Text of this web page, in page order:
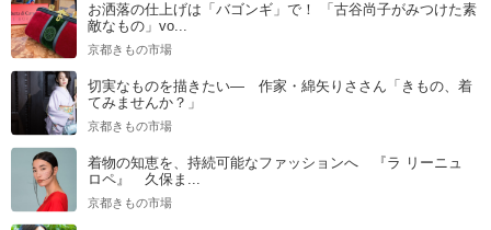
お洒落の仕上げは「バゴンギ」で！ 「古谷尚子がみつけた素
敵なもの」vo...
京都きもの市場
切実なものを描きたい― 作家・綿矢りささん「きもの、着
てみませんか？」
京都きもの市場
着物の知恵を、持続可能なファッションへ 『ラ リーニュ
ロペ』 久保ま...
京都きもの市場